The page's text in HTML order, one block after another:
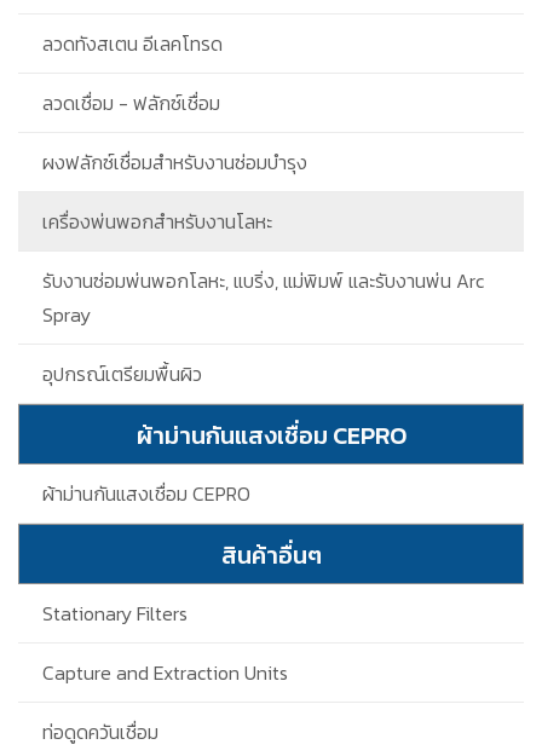
ลวดทังสเตน อีเลคโทรด
ลวดเชื่อม - ฟลักซ์เชื่อม
ผงฟลักซ์เชื่อมสำหรับงานซ่อมบำรุง
เครื่องพ่นพอกสำหรับงานโลหะ
รับงานซ่อมพ่นพอกโลหะ, แบริ่ง, แม่พิมพ์ และรับงานพ่น Arc
Spray
อุปกรณ์เตรียมพื้นผิว
ผ้าม่านกันแสงเชื่อม CEPRO
ผ้าม่านกันแสงเชื่อม CEPRO
สินค้าอื่นๆ
Stationary Filters
Capture and Extraction Units
ท่อดูดควันเชื่อม